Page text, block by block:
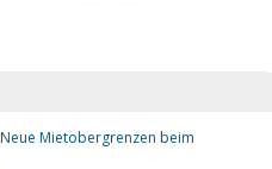
Neue Mietobergrenzen beim